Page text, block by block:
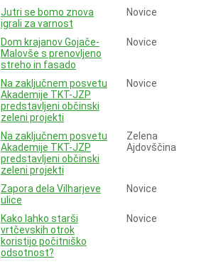
Jutri se bomo znova
igrali za varnost
Novice
Dom krajanov Gojače-
Malovše s prenovljeno
streho in fasado
Novice
Na zaključnem posvetu
Akademije TKT-JZP
predstavljeni občinski
zeleni projekti
Novice
Na zaključnem posvetu
Akademije TKT-JZP
predstavljeni občinski
zeleni projekti
Zelena
Ajdovščina
Zapora dela Vilharjeve
ulice
Novice
Kako lahko starši
vrtčevskih otrok
koristijo počitniško
odsotnost?
Novice